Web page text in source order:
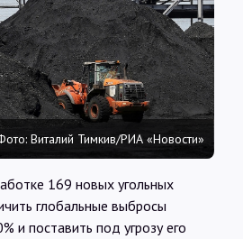
Обзоры
Карты
О нас
Виталий Тимкив/РИА «Новости»
169 новых угольных
глобальные выбросы
и поставить под угрозу его